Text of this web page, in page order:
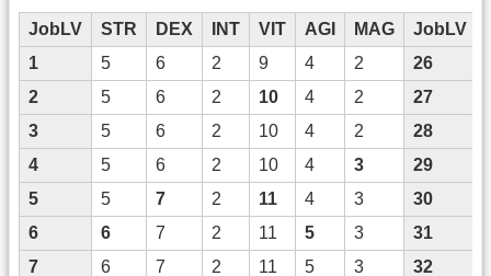
JobLV STR DEX INT VIT AGI MAG JobLV
1
5 6 2 9 4 2 26
2
5 6 2 10 4 2 27
3
5 6 2 10 4 2 28
4
5 6 2 10 4 3 29
5
5 7 2 11 4 3 30
6
6 7 2 11 5 3 31
7
6 7 2 11 5 3 32